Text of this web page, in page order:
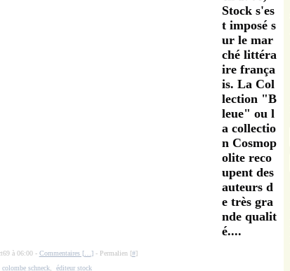
Stock s'es
t imposé s
ur le mar
ché littéra
ire frança
is. La Col
lection "B
leue" ou l
a collectio
n Cosmop
olite reco
upent des
auteurs d
e très gra
nde qualit
é....
à 06:00 - Commentaires [… ]- Permalien [#]
colombe schneck, éditeur stock